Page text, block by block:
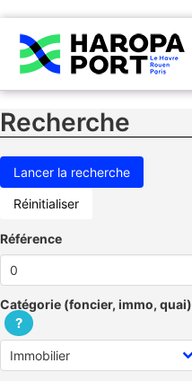
Recherche
Réinitialiser
Référence
Catégorie (foncier, immo, quai)
?